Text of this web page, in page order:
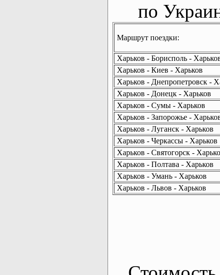
по
Маршрут поездки:
Харьков - Борисполь -
Харьков - Киев - Харьков
Харьков - Днепропетровск -
Харьков - Донецк - Харьков
Харьков - Сумы - Харьков
Харьков - Запорожье -
Харьков - Луганск - Харьков
Харьков - Черкассы - Харьков
Харьков - Святогорск -
Харьков - Полтава - Харьков
Харьков - Умань - Харьков
Харьков - Львов - Харьков